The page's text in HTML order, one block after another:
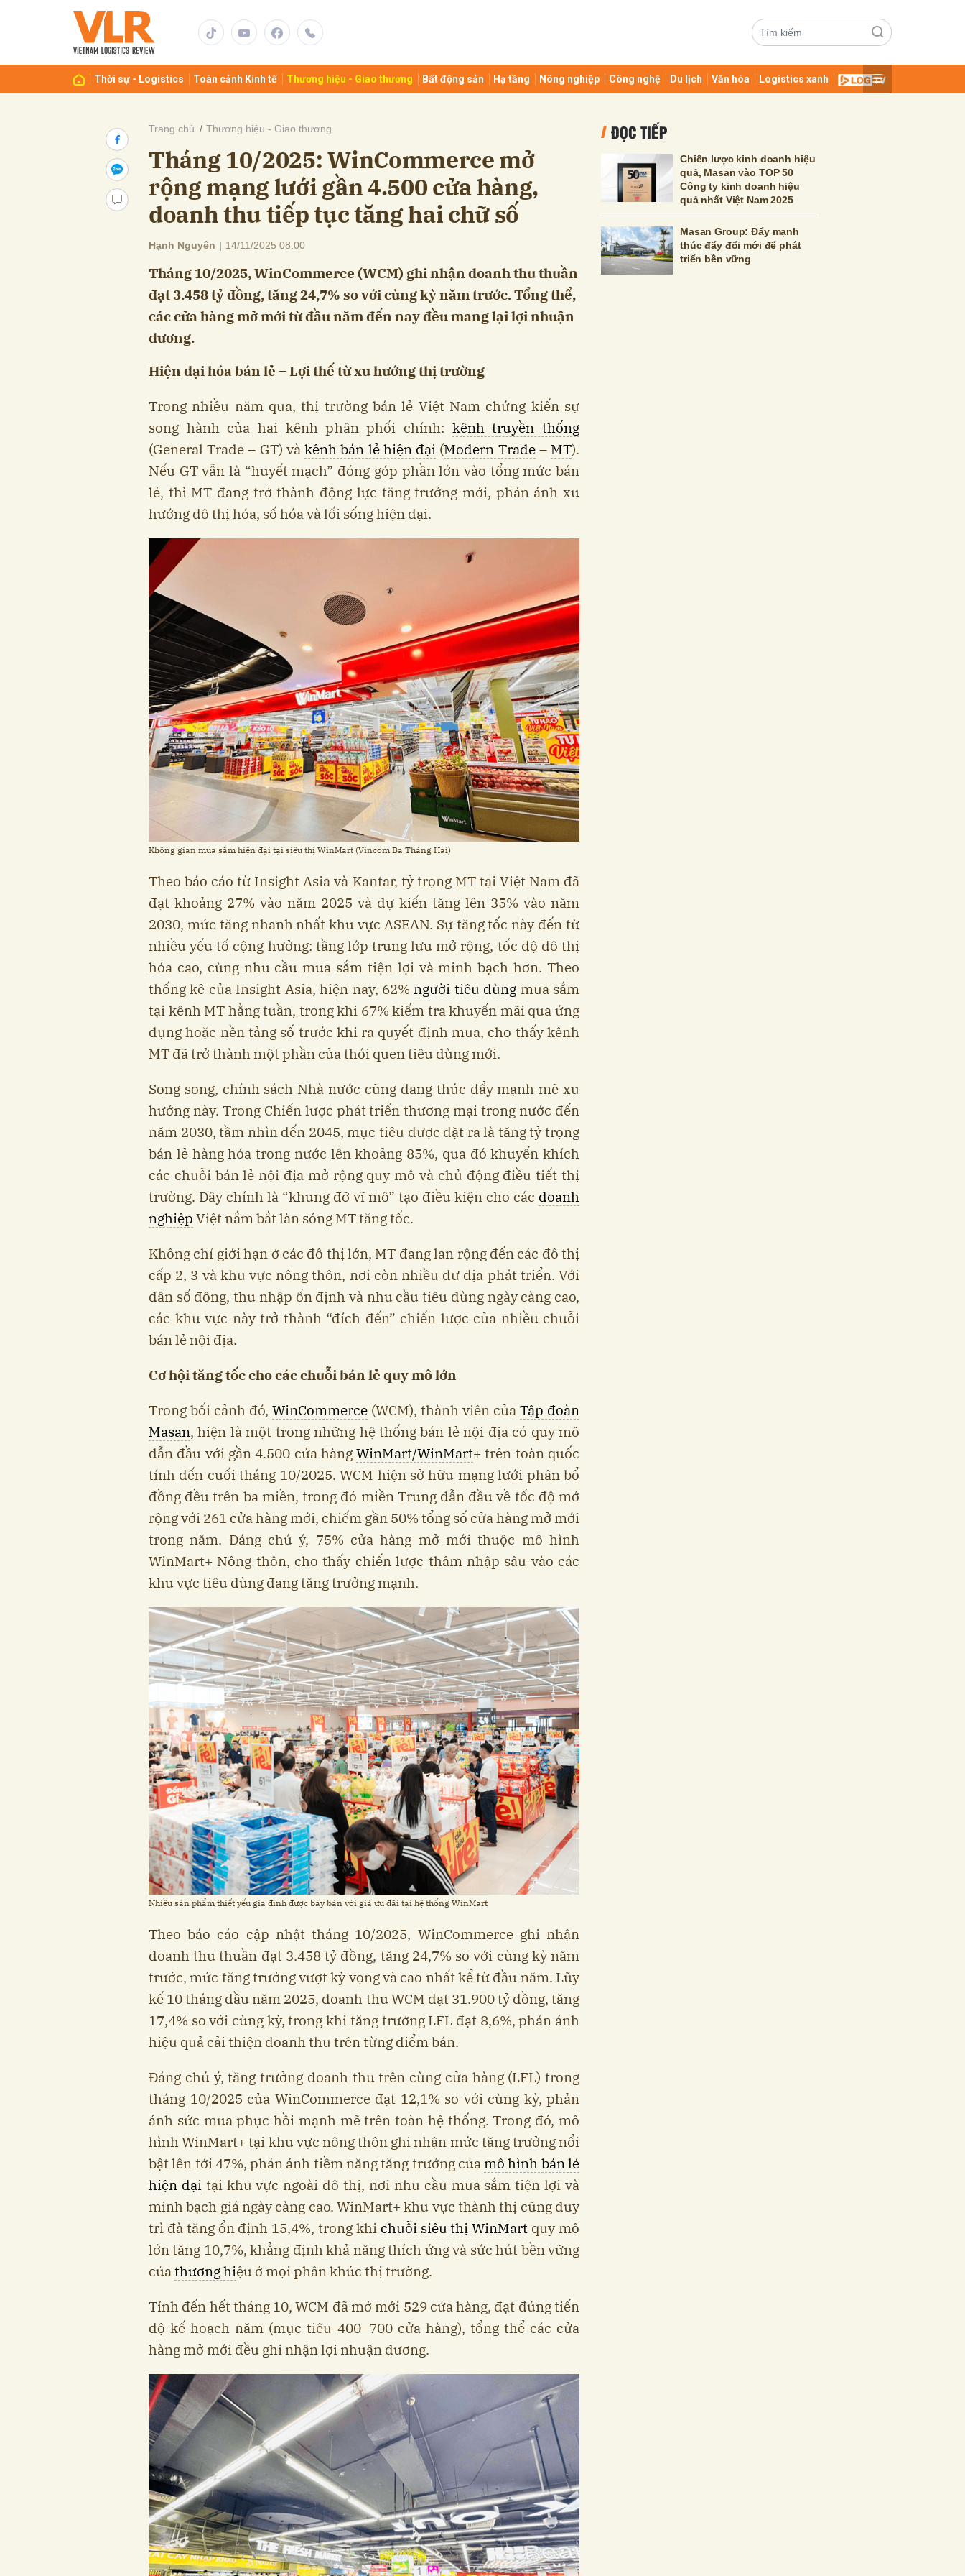
Thời sự - Logistics Toàn cảnh Kinh tế Thương hiệu - Giao thương Bất động sản Hạ tầng Nông nghiệp Công nghệ Du lịch Văn hóa Logistics xanh
Trang chủ Thương hiệu - Giao thương
Tháng 10/2025: WinCommerce mở
rộng mạng lưới gần 4.500 cửa hàng,
doanh thu tiếp tục tăng hai chữ số
Hạnh Nguyên | 14/11/2025 08:00
Tháng 10/2025, WinCommerce (WCM) ghi nhận doanh thu thuần
đạt 3.458 tỷ đồng, tăng 24,7% so với cùng kỳ năm trước. Tổng thể,
các cửa hàng mở mới từ đầu năm đến nay đều mang lại lợi nhuận
dương.
Hiện đại hóa bán lẻ – Lợi thế từ xu hướng thị trường
Trong nhiều năm qua, thị trường bán lẻ Việt Nam chứng kiến sự
song hành của hai kênh phân phối chính: kênh truyền thống
(General Trade – GT) vàkênh bán lẻ hiện đại (Modern Trade– MT).
Nếu GT vẫn là “huyết mạch” đóng góp phần lớn vào tổng mức bán
lẻ, thì MT đang trở thành động lực tăng trưởng mới, phản ánh xu
hướng đô thị hóa, số hóa và lối sống hiện đại.
Không gian mua sắm hiện đại tại siêu thị WinMart (Vincom Ba Tháng Hai)
Theo báo cáo từ Insight Asia và Kantar, tỷ trọng MT tại Việt Nam đã
đạt khoảng 27% vào năm 2025 và dự kiến tăng lên 35% vào năm
2030, mức tăng nhanh nhất khu vực ASEAN. Sự tăng tốc này đến từ
nhiều yếu tố cộng hưởng: tầng lớp trung lưu mở rộng, tốc độ đô thị
hóa cao, cùng nhu cầu mua sắm tiện lợi và minh bạch hơn. Theo
thống kê của Insight Asia, hiện nay, 62% người tiêu dùng mua sắm
tại kênh MT hằng tuần, trong khi 67% kiểm tra khuyến mãi qua ứng
dụng hoặc nền tảng số trước khi ra quyết định mua, cho thấy kênh
MT đã trở thành một phần của thói quen tiêu dùng mới.
Song song, chính sách Nhà nước cũng đang thúc đẩy mạnh mẽ xu
hướng này. Trong Chiến lược phát triển thương mại trong nước đến
năm 2030, tầm nhìn đến 2045, mục tiêu được đặt ra là tăng tỷ trọng
bán lẻ hàng hóa trong nước lên khoảng 85%, qua đó khuyến khích
các chuỗi bán lẻ nội địa mở rộng quy mô và chủ động điều tiết thị
trường. Đây chính là “khung đỡ vĩ mô” tạo điều kiện cho các doanh
nghiệp Việt nắm bắt làn sóng MT tăng tốc.
Không chỉ giới hạn ở các đô thị lớn, MT đang lan rộng đến các đô thị
cấp 2, 3 và khu vực nông thôn, nơi còn nhiều dư địa phát triển. Với
dân số đông, thu nhập ổn định và nhu cầu tiêu dùng ngày càng cao,
các khu vực này trở thành “đích đến” chiến lược của nhiều chuỗi
bán lẻ nội địa.
Cơ hội tăng tốc cho các chuỗi bán lẻ quy mô lớn
Trong bối cảnh đó, WinCommerce (WCM), thành viên của Tập đoàn
Masan, hiện là một trong những hệ thống bán lẻ nội địa có quy mô
dẫn đầu với gần 4.500 cửa hàngWinMart/WinMart+ trên toàn quốc
tính đến cuối tháng 10/2025. WCM hiện sở hữu mạng lưới phân bổ
đồng đều trên ba miền, trong đó miền Trung dẫn đầu về tốc độ mở
rộng với 261 cửa hàng mới, chiếm gần 50% tổng số cửa hàng mở mới
trong năm. Đáng chú ý, 75% cửa hàng mở mới thuộc mô hình
WinMart+ Nông thôn, cho thấy chiến lược thâm nhập sâu vào các
khu vực tiêu dùng đang tăng trưởng mạnh.
Nhiều sản phẩm thiết yếu gia đình được bày bán với giá ưu đãi tại hệ thống WinMart
Theo báo cáo cập nhật tháng 10/2025, WinCommerce ghi nhận
doanh thu thuần đạt 3.458 tỷ đồng, tăng 24,7% so với cùng kỳ năm
trước, mức tăng trưởng vượt kỳ vọng và cao nhất kể từ đầu năm. Lũy
kế 10 tháng đầu năm 2025, doanh thu WCM đạt 31.900 tỷ đồng, tăng
17,4% so với cùng kỳ, trong khi tăng trưởng LFL đạt 8,6%, phản ánh
hiệu quả cải thiện doanh thu trên từng điểm bán.
Đáng chú ý, tăng trưởng doanh thu trên cùng cửa hàng (LFL) trong
tháng 10/2025 của WinCommerce đạt 12,1% so với cùng kỳ, phản
ánh sức mua phục hồi mạnh mẽ trên toàn hệ thống. Trong đó, mô
hình WinMart+ tại khu vực nông thôn ghi nhận mức tăng trưởng nổi
bật lên tới 47%, phản ánh tiềm năng tăng trưởng của mô hình bán lẻ
hiện đạitại khu vực ngoài đô thị, nơi nhu cầu mua sắm tiện lợi và
minh bạch giá ngày càng cao. WinMart+ khu vực thành thị cũng duy
trì đà tăng ổn định 15,4%, trong khi chuỗi siêu thị WinMart quy mô
lớn tăng 10,7%, khẳng định khả năng thích ứng và sức hút bền vững
củathương hiệu ở mọi phân khúc thị trường.
Tính đến hết tháng 10, WCM đã mở mới 529 cửa hàng, đạt đúng tiến
độ kế hoạch năm (mục tiêu 400–700 cửa hàng), tổng thể các cửa
hàng mở mới đều ghi nhận lợi nhuận dương.
ĐỌC TIẾP
Chiến lược kinh doanh hiệu
quả, Masan vào TOP 50
Công ty kinh doanh hiệu
quả nhất Việt Nam 2025
Masan Group: Đẩy mạnh
thúc đẩy đổi mới để phát
triển bền vững
Gửi bình luận
Gửi